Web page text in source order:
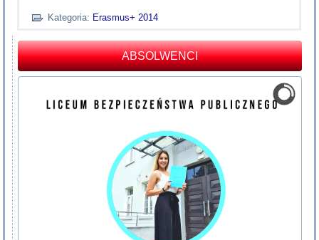
Kategoria: Erasmus+ 2014
ABSOLWENCI